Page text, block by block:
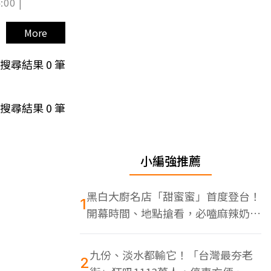
More
搜尋結果0筆
搜尋結果0筆
小編強推薦
1黑白大廚名店「甜蜜蜜」首度登台！
開幕時間、地點搶看，必嗑麻辣奶油
蝦
2九份、淡水都輸它！「台灣最夯老